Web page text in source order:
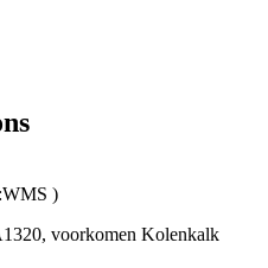
)
voorkomen Kolenkalk